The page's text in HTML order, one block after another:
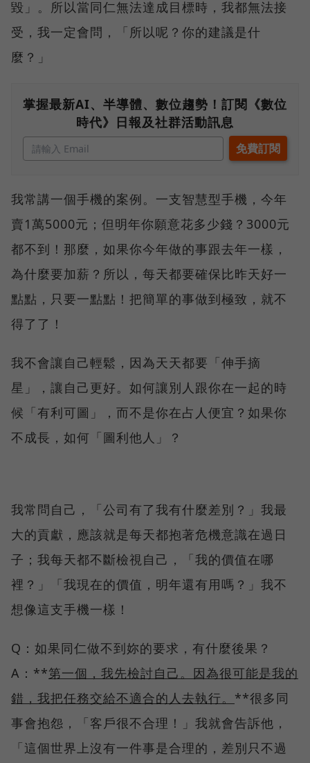
毀」。所以當同仁無法達成目標時，我都無法接
受，我一定會問，「所以呢？你的建議是什
麼？」
掌握最新AI、半導體、數位趨勢！訂閱《數位
時代》日報及社群活動訊息
我常講一個手機的案例。一支智慧型手機，今年
賣1萬5000元；但明年你願意花多少錢？3000元
都不到！那麼，如果你今年做的事跟去年一樣，
為什麼要加薪？所以，每天都要確保比昨天好一
點點，只要一點點！把簡單的事做到極致，就不
得了了！
我不會讓自己輕鬆，因為天天都要「伸手摘
星」，讓自己更好。如何讓別人跟你在一起的時
候「有利可圖」，而不是你在占人便宜？如果你
不成長，如何「圖利他人」？
我常問自己，「公司有了我有什麼差別？」我最
大的貢獻，應該就是每天都抱著危機意識在過日
子；我每天都不斷檢視自己，「我的價值在哪
裡？」「我現在的價值，明年還有用嗎？」我不
想像這支手機一樣！
Q：如果同仁做不到妳的要求，有什麼後果？
A：**第一個，我先檢討自己。因為很可能是我的
錯，我把任務交給不適合的人去執行。 **很多同
事會抱怨，「客戶很不合理！」我就會告訴他，
「這個世界上沒有一件事是合理的，差別只不過